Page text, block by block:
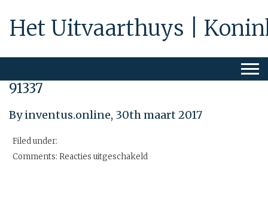
Het Uitvaarthuys |
91337
By inventus.online, 30th maart 2017
Filed under:
Comments: Reacties uitgeschakeld